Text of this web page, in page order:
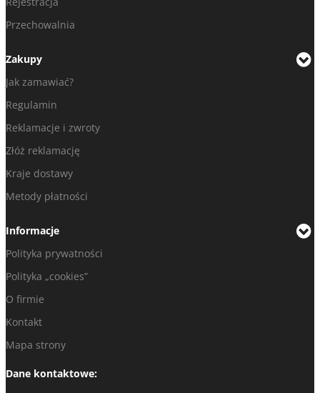
Przechowalnia
Zakupy
Jak zamawiać?
Regulamin
Reklamacje i zwroty
Złóż reklamację
Kraje dostawy
Metody płatności
Informacje
Polityka prywatności
Polityka „cookies”
O firmie
Kontakt
Mapa strony
Dane kontaktowe: